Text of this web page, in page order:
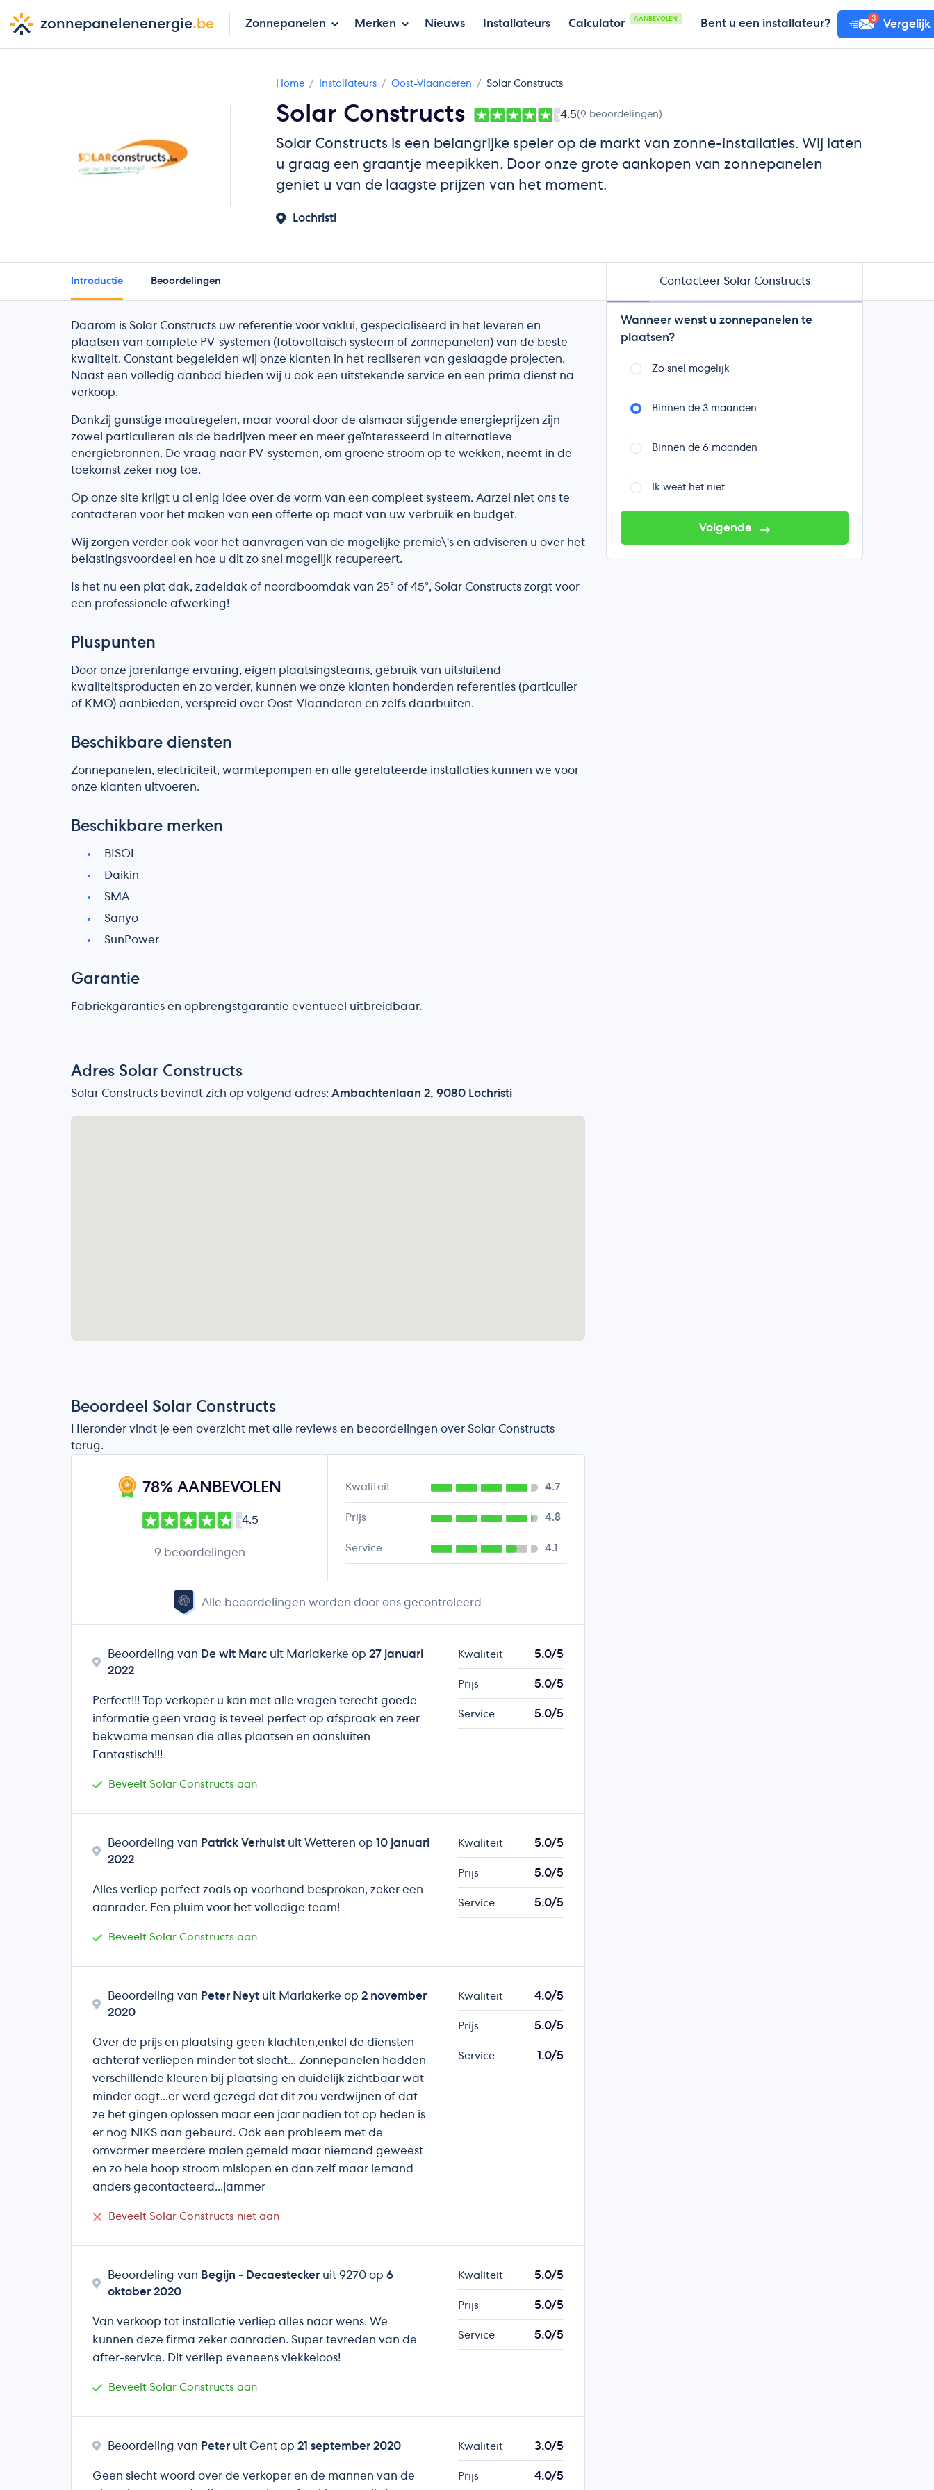
zonnepanelenenergie.be Zonnepanelen Merken Nieuws Installateurs Calculator AANBEVOLEN! Bent u een installateur? Vergelijk
Home Installateurs Oost-Vlaanderen Solar Constructs
Solar Constructs 4.5(9 beoordelingen)
Solar Constructs is een belangrijke speler op de markt van zonne-installaties. Wij laten
u graag een graantje meepikken. Door onze grote aankopen van zonnepanelen
geniet u van de laagste prijzen van het moment.
Lochristi
Introductie Beoordelingen Contacteer Solar Constructs
Daarom is Solar Constructs uw referentie voor vaklui, gespecialiseerd in het leveren en
plaatsen van complete PV-systemen (fotovoltaïsch systeem of zonnepanelen) van de beste
kwaliteit. Constant begeleiden wij onze klanten in het realiseren van geslaagde projecten.
Naast een volledig aanbod bieden wij u ook een uitstekende service en een prima dienst na
verkoop.
Dankzij gunstige maatregelen, maar vooral door de alsmaar stijgende energieprijzen zijn
zowel particulieren als de bedrijven meer en meer geïnteresseerd in alternatieve
energiebronnen. De vraag naar PV-systemen, om groene stroom op te wekken, neemt in de
toekomst zeker nog toe.
Op onze site krijgt u al enig idee over de vorm van een compleet systeem. Aarzel niet ons te
contacteren voor het maken van een offerte op maat van uw verbruik en budget.
Wij zorgen verder ook voor het aanvragen van de mogelijke premie\'s en adviseren u over het
belastingsvoordeel en hoe u dit zo snel mogelijk recupereert.
Is het nu een plat dak, zadeldak of noordboomdak van 25° of 45°, Solar Constructs zorgt voor
een professionele afwerking!
Pluspunten
Door onze jarenlange ervaring, eigen plaatsingsteams, gebruik van uitsluitend
kwaliteitsproducten en zo verder, kunnen we onze klanten honderden referenties (particulier
of KMO) aanbieden, verspreid over Oost-Vlaanderen en zelfs daarbuiten.
Beschikbare diensten
Zonnepanelen, electriciteit, warmtepompen en alle gerelateerde installaties kunnen we voor
onze klanten uitvoeren.
Beschikbare merken
BISOL
Daikin
SMA
Sanyo
SunPower
Garantie
Fabriekgaranties en opbrengstgarantie eventueel uitbreidbaar.
Adres Solar Constructs
Solar Constructs bevindt zich op volgend adres: Ambachtenlaan 2, 9080 Lochristi
Beoordeel Solar Constructs
Hieronder vindt je een overzicht met alle reviews en beoordelingen over Solar Constructs
terug.
78% AANBEVOLEN
4.5
9 beoordelingen
Kwaliteit 4.7
Prijs 4.8
Service 4.1
Alle beoordelingen worden door ons gecontroleerd
Beoordeling van De wit Marc uit Mariakerke op 27 januari
2022
Perfect!!! Top verkoper u kan met alle vragen terecht goede
informatie geen vraag is teveel perfect op afspraak en zeer
bekwame mensen die alles plaatsen en aansluiten
Fantastisch!!!
Beveelt Solar Constructs aan
Kwaliteit 5.0/5
Prijs 5.0/5
Service 5.0/5
Beoordeling van Patrick Verhulst uit Wetteren op 10 januari
2022
Alles verliep perfect zoals op voorhand besproken, zeker een
aanrader. Een pluim voor het volledige team!
Beveelt Solar Constructs aan
Kwaliteit 5.0/5
Prijs 5.0/5
Service 5.0/5
Beoordeling van Peter Neyt uit Mariakerke op 2 november
2020
Over de prijs en plaatsing geen klachten,enkel de diensten
achteraf verliepen minder tot slecht... Zonnepanelen hadden
verschillende kleuren bij plaatsing en duidelijk zichtbaar wat
minder oogt...er werd gezegd dat dit zou verdwijnen of dat
ze het gingen oplossen maar een jaar nadien tot op heden is
er nog NIKS aan gebeurd. Ook een probleem met de
omvormer meerdere malen gemeld maar niemand geweest
en zo hele hoop stroom mislopen en dan zelf maar iemand
anders gecontacteerd...jammer
Beveelt Solar Constructs niet aan
Kwaliteit 4.0/5
Prijs 5.0/5
Service 1.0/5
Beoordeling van Begijn - Decaestecker uit 9270 op 6
oktober 2020
Van verkoop tot installatie verliep alles naar wens. We
kunnen deze firma zeker aanraden. Super tevreden van de
after-service. Dit verliep eveneens vlekkeloos!
Beveelt Solar Constructs aan
Kwaliteit 5.0/5
Prijs 5.0/5
Service 5.0/5
Beoordeling van Peter uit Gent op 21 september 2020
Geen slecht woord over de verkoper en de mannen van de
Kwaliteit 3.0/5
Prijs 4.0/5
Wanneer wenst u zonnepanelen te
plaatsen?
Zo snel mogelijk
Binnen de 3 maanden
Binnen de 6 maanden
Ik weet het niet
Volgende